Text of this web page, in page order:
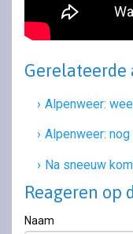
Gerelateerde
Alpenweer:
Alpenweer:
Na sneeuw
Reageren op
Naam